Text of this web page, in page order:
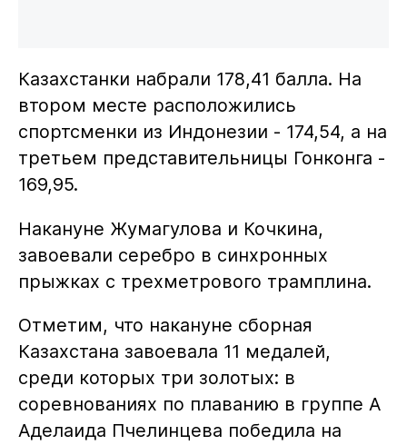
Казахстанки набрали 178,41 балла. На
втором месте расположились
спортсменки из Индонезии - 174,54, а на
третьем представительницы Гонконга -
169,95.
Накануне Жумагулова и Кочкина,
завоевали серебро в синхронных
прыжках с трехметрового трамплина.
Отметим, что накануне сборная
Казахстана завоевала 11 медалей,
среди которых три золотых: в
соревнованиях по плаванию в группе А
Аделаида Пчелинцева победила на